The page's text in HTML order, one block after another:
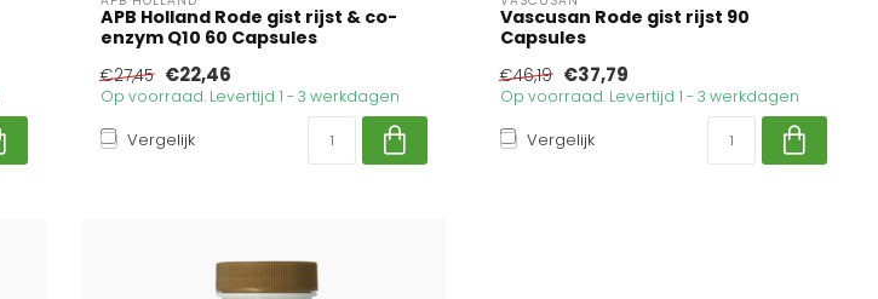
APB Holland Rode gist rijst & co-
enzym Q10 60 Capsules
€27,45 €22,46
Op voorraad. Levertijd 1 - 3 werkdagen
Vergelijk
Vascusan Rode gist rijst 90
Capsules
€46,19 €37,79
Op voorraad. Levertijd 1 - 3 werkdagen
Vergelijk